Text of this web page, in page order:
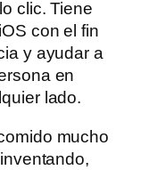
clic. Tiene
con el fin
y ayudar a
en
lado.
mucho